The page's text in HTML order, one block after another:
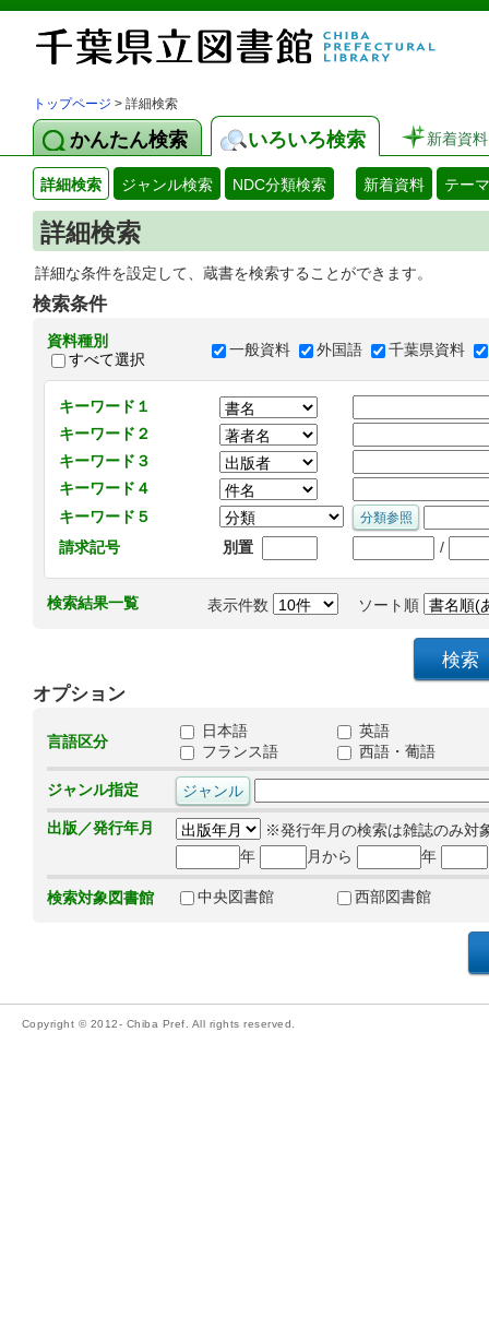
トップページ > 詳細検索
かんたん検索 いろいろ検索 新着資料
詳細検索 ジャンル検索 NDC分類検索 新着資料 テー
詳細検索
詳細な条件を設定して、蔵書を検索することができます。
検索条件
資料種別
すべて選択
一般資料 外国語 千葉県資料
キーワード１
キーワード２
キーワード３
キーワード４
キーワード５
請求記号
別置 /
検索結果一覧 表示件数 ソート順
オプション
言語区分
日本語
英語
フランス語
西語・葡語
ジャンル指定
出版／発行年月
※発行年月の検索は雑誌のみ対
年
月から 年
検索対象図書館 中央図書館 西部図書館
Copyright © 2012- Chiba Pref. All rights reserved.